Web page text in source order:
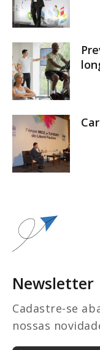
Newsletter
Cadastre-se
nossas